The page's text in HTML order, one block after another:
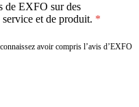
de EXFO sur des
service et de produit.
avoir compris l’avis d’EXFO